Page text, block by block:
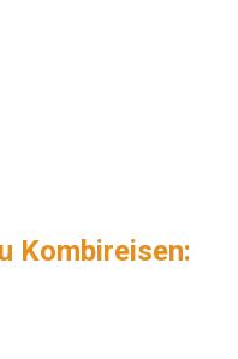
Kombireisen: